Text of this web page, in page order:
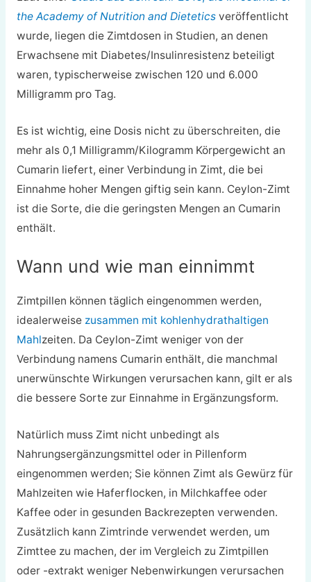
the Academy of Nutrition and Dieteticsveröffentlicht
wurde, liegen die Zimtdosen in Studien, an denen
Erwachsene mit Diabetes/Insulinresistenz beteiligt
waren, typischerweise zwischen 120 und 6.000
Milligramm pro Tag.
Es ist wichtig, eine Dosis nicht zu überschreiten, die
mehr als 0,1 Milligramm/Kilogramm Körpergewicht an
Cumarin liefert, einer Verbindung in Zimt, die bei
Einnahme hoher Mengen giftig sein kann. Ceylon-Zimt
ist die Sorte, die die geringsten Mengen an Cumarin
enthält.
Wann und wie man einnimmt
Zimtpillen können täglich eingenommen werden,
idealerweise zusammen mit kohlenhydrathaltigen
Mahlzeiten. Da Ceylon-Zimt weniger von der
Verbindung namens Cumarin enthält, die manchmal
unerwünschte Wirkungen verursachen kann, gilt er als
die bessere Sorte zur Einnahme in Ergänzungsform.
Natürlich muss Zimt nicht unbedingt als
Nahrungsergänzungsmittel oder in Pillenform
eingenommen werden; Sie können Zimt als Gewürz für
Mahlzeiten wie Haferflocken, in Milchkaffee oder
Kaffee oder in gesunden Backrezepten verwenden.
Zusätzlich kann Zimtrinde verwendet werden, um
Zimttee zu machen, der im Vergleich zu Zimtpillen
oder -extrakt weniger Nebenwirkungen verursachen